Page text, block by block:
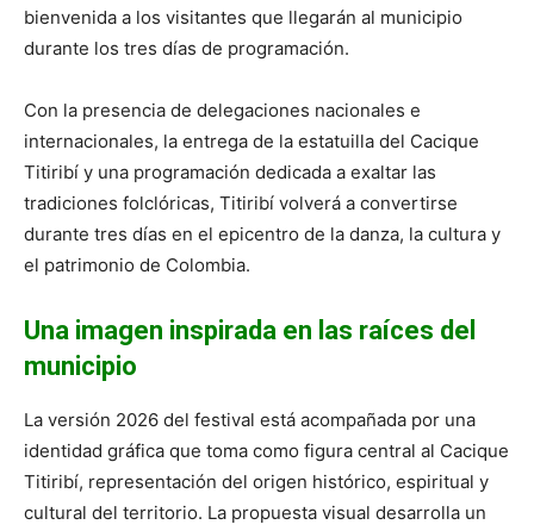
bienvenida a los visitantes que llegarán al municipio
durante los tres días de programación.
Con la presencia de delegaciones nacionales e
internacionales, la entrega de la estatuilla del Cacique
Titiribí y una programación dedicada a exaltar las
tradiciones folclóricas, Titiribí volverá a convertirse
durante tres días en el epicentro de la danza, la cultura y
el patrimonio de Colombia.
Una imagen inspirada en las raíces del
municipio
La versión 2026 del festival está acompañada por una
identidad gráfica que toma como figura central al Cacique
Titiribí, representación del origen histórico, espiritual y
cultural del territorio. La propuesta visual desarrolla un